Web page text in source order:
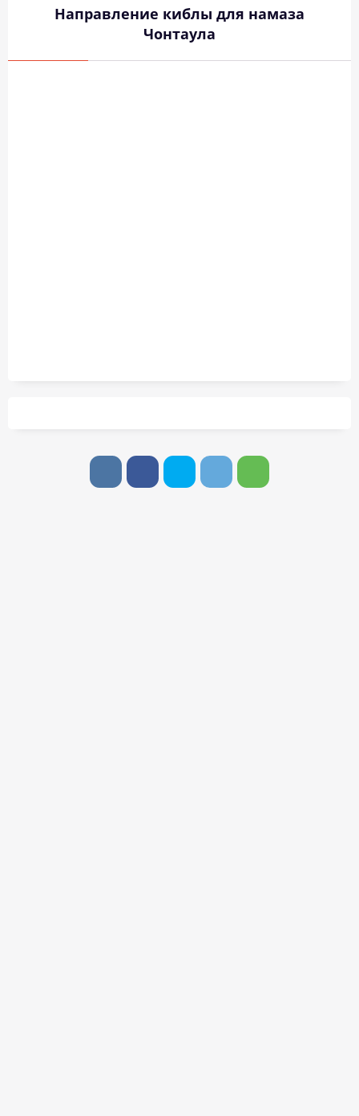
Направление киблы для намаза
Чонтаула